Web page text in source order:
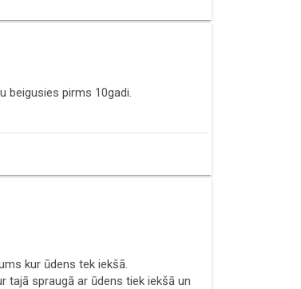
beigusies pirms 10gadi.
kur ūdens tek iekšā.
tajā spraugā ar ūdens tiek iekšā un